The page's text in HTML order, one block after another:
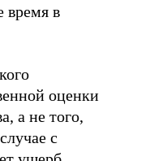
время в
оценки
а не того,
с